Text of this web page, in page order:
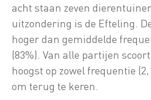
acht staan zeven
uitzondering is de Efteling.
hoger dan gemiddelde
(83%). Van alle partijen
hoogst op zowel frequentie
om terug te keren.